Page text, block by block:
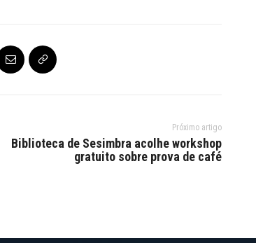
Próximo artigo
Biblioteca de Sesimbra acolhe workshop
gratuito sobre prova de café